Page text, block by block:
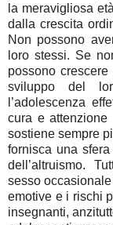
la meravigliosa
dalla crescita
Non possono
loro stessi. Se
possono
sviluppo del
l’adolescenza
cura e
sostiene sempre
fornisca una
dell’altruismo.
sesso
emotive e i rischi
insegnanti,